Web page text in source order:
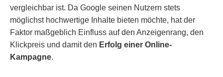
vergleichbar ist. Da Google seinen Nutzern stets
möglichst hochwertige Inhalte bieten möchte, hat der
Faktor maßgeblich Einfluss auf den Anzeigenrang, den
Klickpreis und damit den Erfolg einer Online-
Kampagne.